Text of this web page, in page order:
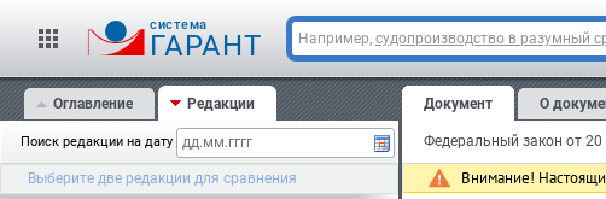
cистема
ГАРАНТ Например, судопроизводство в разумный
Оглавление Редакции
Поиск редакции на дату
Выберите две редакции для сравнения
Документ О
Внимание!